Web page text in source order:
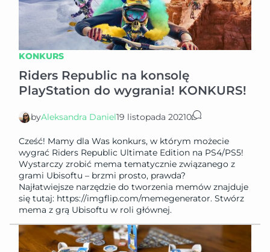
KONKURS
Riders Republic na konsolę
PlayStation do wygrania! KONKURS!
byAleksandra Daniel19 listopada 20210
Cześć! Mamy dla Was konkurs, w którym możecie
wygrać Riders Republic Ultimate Edition na PS4/PS5!
Wystarczy zrobić mema tematycznie związanego z
grami Ubisoftu – brzmi prosto, prawda?
Najłatwiejsze narzędzie do tworzenia memów znajduje
się tutaj: https://imgflip.com/memegenerator. Stwórz
mema z grą Ubisoftu w roli głównej.